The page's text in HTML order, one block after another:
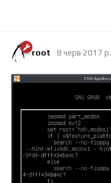
root 8 черв 2017 р.